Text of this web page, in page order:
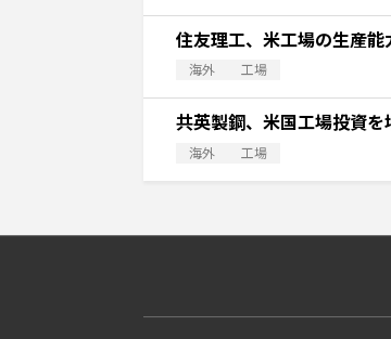
住友理工、米工場の生産能
海外 工場
共英製鋼、米国工場投資を
海外 工場